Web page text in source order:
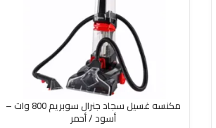
مكنسه غسيل سجاد جنرال سوبريم 800 وات –
أسود / أحمر